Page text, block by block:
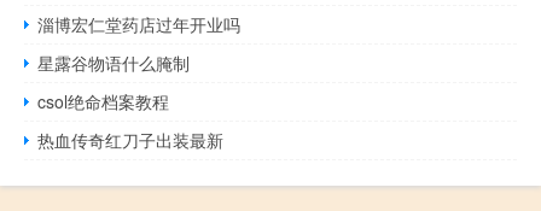
淄博宏仁堂药店过年开业吗
星露谷物语什么腌制
csol绝命档案教程
热血传奇红刀子出装最新